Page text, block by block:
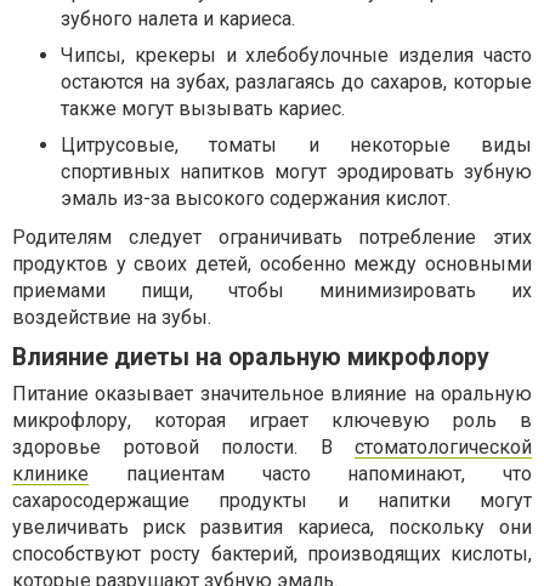
зубного налета и кариеса.
Чипсы, крекеры и хлебобулочные изделия часто
остаются на зубах, разлагаясь до сахаров, которые
также могут вызывать кариес.
Цитрусовые, томаты и некоторые виды
спортивных напитков могут эродировать зубную
эмаль из-за высокого содержания кислот.
Родителям следует ограничивать потребление этих
продуктов у своих детей, особенно между основными
приемами пищи, чтобы минимизировать их
воздействие на зубы.
Влияние диеты на оральную микрофлору
Питание оказывает значительное влияние на оральную
микрофлору, которая играет ключевую роль в
здоровье ротовой полости. В стоматологической
клинике пациентам часто напоминают, что
сахаросодержащие продукты и напитки могут
увеличивать риск развития кариеса, поскольку они
способствуют росту бактерий, производящих кислоты,
которые разрушают зубную эмаль.